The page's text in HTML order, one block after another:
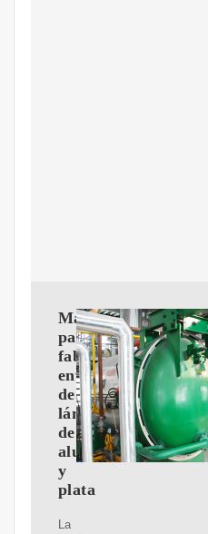
Máquina
para
fabricar
envases
de
lámina
de
aluminio
y
plata
La